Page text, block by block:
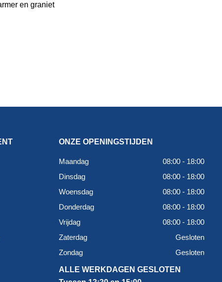
en graniet
ONZE OPENINGSTIJDEN
Maandag
08:00 - 18:00
Dinsdag
08:00 - 18:00
Woensdag
08:00 - 18:00
Donderdag
08:00 - 18:00
Vrijdag
08:00 - 18:00
Zaterdag
Gesloten
Zondag
Gesloten
ALLE WERKDAGEN GESLOTEN